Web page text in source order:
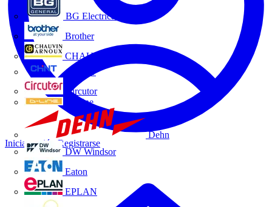
BG Electrical
Brother
CHAUVIN ARNOUX
CHINT
Circutor
D-Line
Dehn
DW Windsor
Eaton
EPLAN
Iniciar sesión Registrarse